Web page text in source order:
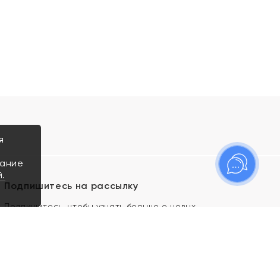
Подпишитесь на рассылку
Подпишитесь, чтобы узнать больше о новых